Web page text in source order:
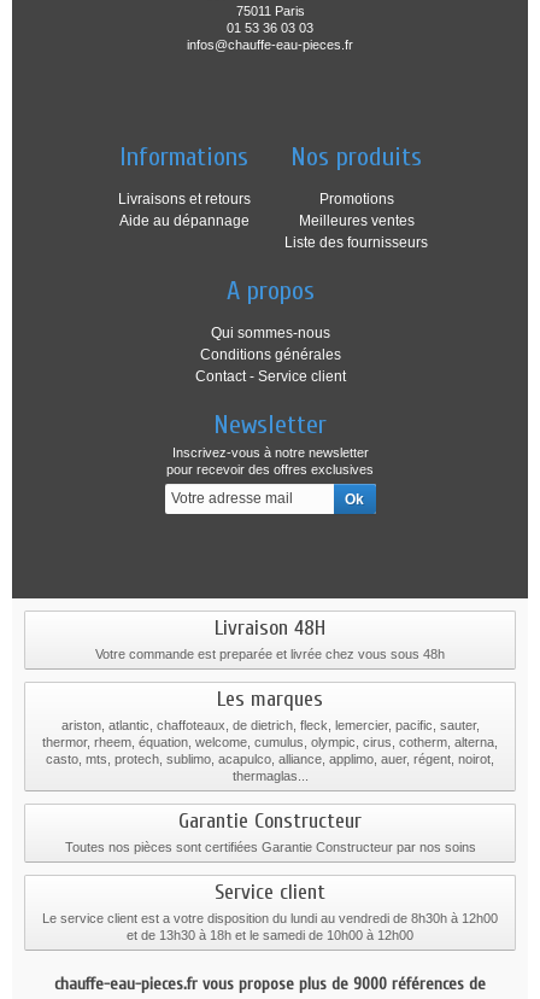
75011 Paris
01 53 36 03 03
infos@chauffe-eau-pieces.fr
Informations
Livraisons et retours
Aide au dépannage
Nos produits
Promotions
Meilleures ventes
Liste des fournisseurs
A propos
Qui sommes-nous
Conditions générales
Contact - Service client
Newsletter
Inscrivez-vous à notre newsletter
pour recevoir des offres exclusives
Livraison 48H
Votre commande est preparée et livrée chez vous sous 48h
Les marques
ariston, atlantic, chaffoteaux, de dietrich, fleck, lemercier, pacific, sauter,
thermor, rheem, équation, welcome, cumulus, olympic, cirus, cotherm, alterna,
casto, mts, protech, sublimo, acapulco, alliance, applimo, auer, régent, noirot,
thermaglas...
Garantie Constructeur
Toutes nos pièces sont certifiées Garantie Constructeur par nos soins
Service client
Le service client est a votre disposition du lundi au vendredi de 8h30h à 12h00
et de 13h30 à 18h et le samedi de 10h00 à 12h00
chauffe-eau-pieces.fr vous propose plus de 9000 références de